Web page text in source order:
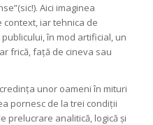
Aici imaginea
iar tehnica de
în mod artificial, un
frică, față de cineva sau
unor oameni în mituri
pornesc de la trei condiții
prelucrare analitică, logică și